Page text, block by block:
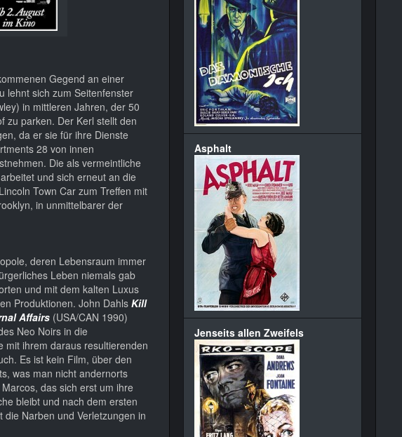
Gegend an einer
lehnt sich zum Seitenfenster
in mittleren Jahren, der 50
zu parken. Der Kerl stellt den
da er sie für ihre Dienste
28 von innen
Die als vermeintliche
und sich erneut an die
Town Car zum Treffen mit
in unmittelbarer der
deren Lebensraum immer
Leben niemals gab
und mit dem kalten Luxus
Produktionen. John Dahls Kill
Affairs (USA/CAN 1990)
Neo Noirs in die
mit ihrem daraus resultierenden
Es ist kein Film, über den
was man nicht andernorts
das sich erst um ihre
bleibt und nach dem ersten
Narben und Verletzungen in
Asphalt
Jenseits allen Zweifels